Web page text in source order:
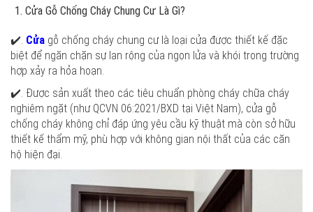
Cửa Gỗ Chống Cháy Chung Cư Là Gì?
✔️. Cửa gỗ chống cháy chung cư là loại cửa được thiết kế đặc
biệt để ngăn chặn sự lan rộng của ngọn lửa và khói trong trường
hợp xảy ra hỏa hoạn.
✔️. Được sản xuất theo các tiêu chuẩn phòng cháy chữa cháy
nghiêm ngặt (như QCVN 06:2021/BXD tại Việt Nam), cửa gỗ
chống cháy không chỉ đáp ứng yêu cầu kỹ thuật mà còn sở hữu
thiết kế thẩm mỹ, phù hợp với không gian nội thất của các căn
hộ hiện đại.